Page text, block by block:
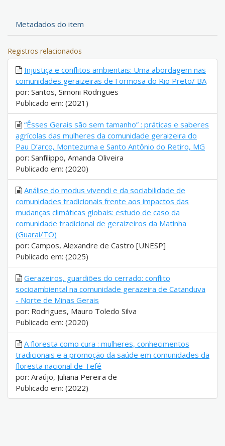
Metadados do item
Registros relacionados
Injustiça e conflitos ambientais: Uma abordagem nas
comunidades geraizeiras de Formosa do Rio Preto/ BA
por: Santos, Simoni Rodrigues
Publicado em: (2021)
“Êsses Gerais são sem tamanho” : práticas e saberes
agrícolas das mulheres da comunidade geraizeira do
Pau D’arco, Montezuma e Santo Antônio do Retiro, MG
por: Sanfilippo, Amanda Oliveira
Publicado em: (2020)
Análise do modus vivendi e da sociabilidade de
comunidades tradicionais frente aos impactos das
mudanças climáticas globais: estudo de caso da
comunidade tradicional de geraizeiros da Matinha
(Guaraí/TO)
por: Campos, Alexandre de Castro [UNESP]
Publicado em: (2025)
Gerazeiros, guardiões do cerrado: conflito
socioambiental na comunidade gerazeira de Catanduva
- Norte de Minas Gerais
por: Rodrigues, Mauro Toledo Silva
Publicado em: (2020)
A floresta como cura : mulheres, conhecimentos
tradicionais e a promoção da saúde em comunidades da
floresta nacional de Tefé
por: Araújo, Juliana Pereira de
Publicado em: (2022)